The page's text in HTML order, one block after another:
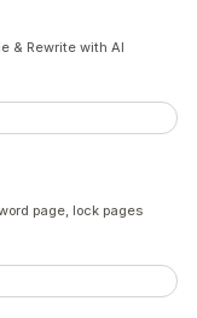
& Rewrite with AI
page, lock pages